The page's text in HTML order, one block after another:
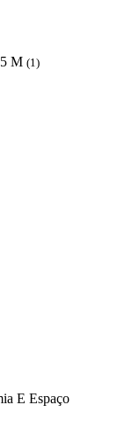
M (1)
E Espaço